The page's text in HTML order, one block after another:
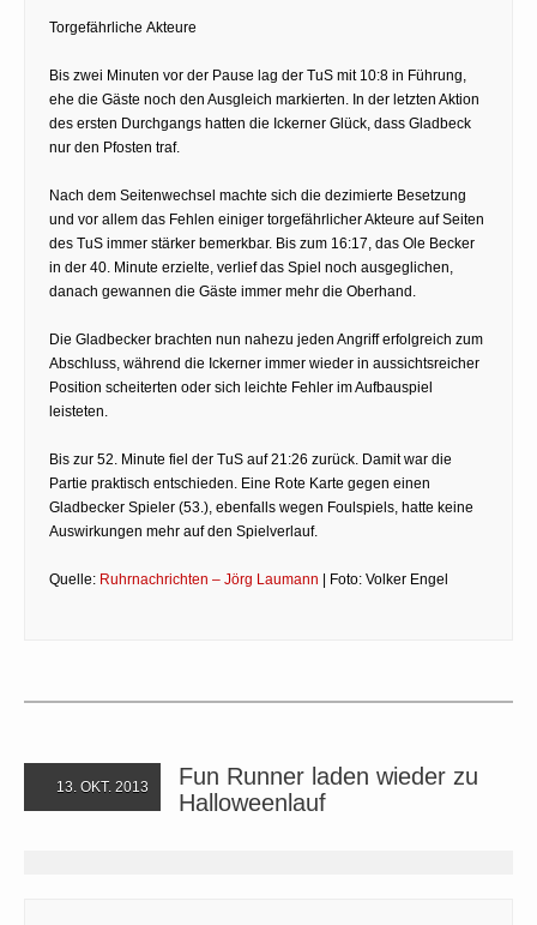
Torgefährliche Akteure
Bis zwei Minuten vor der Pause lag der TuS mit 10:8 in Führung,
ehe die Gäste noch den Ausgleich markierten. In der letzten Aktion
des ersten Durchgangs hatten die Ickerner Glück, dass Gladbeck
nur den Pfosten traf.
Nach dem Seitenwechsel machte sich die dezimierte Besetzung
und vor allem das Fehlen einiger torgefährlicher Akteure auf Seiten
des TuS immer stärker bemerkbar. Bis zum 16:17, das Ole Becker
in der 40. Minute erzielte, verlief das Spiel noch ausgeglichen,
danach gewannen die Gäste immer mehr die Oberhand.
Die Gladbecker brachten nun nahezu jeden Angriff erfolgreich zum
Abschluss, während die Ickerner immer wieder in aussichtsreicher
Position scheiterten oder sich leichte Fehler im Aufbauspiel
leisteten.
Bis zur 52. Minute fiel der TuS auf 21:26 zurück. Damit war die
Partie praktisch entschieden. Eine Rote Karte gegen einen
Gladbecker Spieler (53.), ebenfalls wegen Foulspiels, hatte keine
Auswirkungen mehr auf den Spielverlauf.
Quelle: Ruhrnachrichten – Jörg Laumann | Foto: Volker Engel
13. OKT. 2013
Fun Runner laden wieder zu
Halloweenlauf